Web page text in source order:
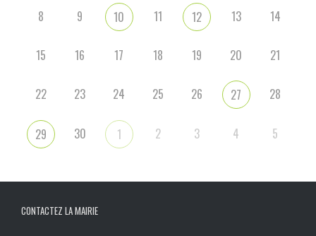
8 9 10 11 12 13 14
15 16 17 18 19 20 21
22 23 24 25 26 27 28
29 30 1 2 3 4 5
CONTACTEZ LA MAIRIE